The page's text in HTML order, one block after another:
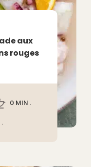
aux
rouges
0 MIN .
.